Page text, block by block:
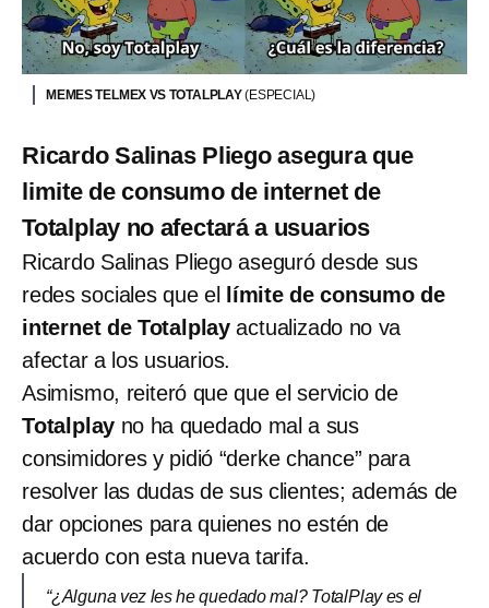
MEMES TELMEX VS TOTALPLAY(ESPECIAL)
Ricardo Salinas Pliego asegura que
limite de consumo de internet de
Totalplay no afectará a usuarios
Ricardo Salinas Pliego aseguró desde sus
redes sociales que el
límite de consumo de
internet de Totalplay actualizado no va
afectar a los usuarios.
Asimismo, reiteró que que el servicio de
Totalplay no ha quedado mal a sus
consimidores y pidió “derke chance” para
resolver las dudas de sus clientes; además de
dar opciones para quienes no estén de
acuerdo con esta nueva tarifa.
“¿Alguna vez les he quedado mal? TotalPlay es el